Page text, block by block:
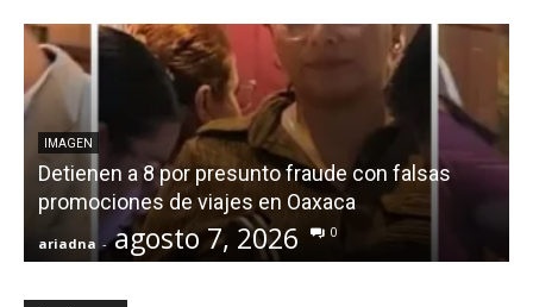
IMAGEN
Detienen a 8 por presunto fraude con falsas
promociones de viajes en Oaxaca
ariadna - agosto 7, 2026 0